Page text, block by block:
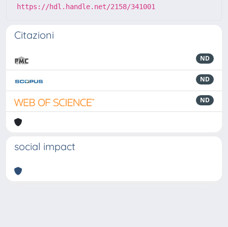
https://hdl.handle.net/2158/341001
Citazioni
ND
ND
ND
social impact